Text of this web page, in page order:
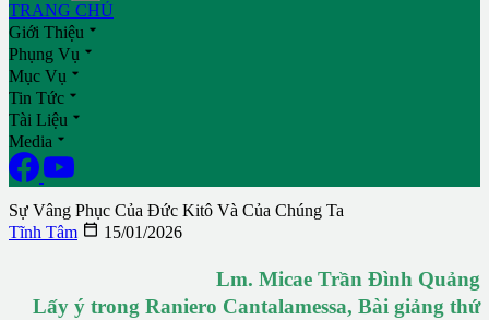
TRANG CHỦ
Giới Thiệu 
Phụng Vụ 
Mục Vụ 
Tin Tức 
Tài Liệu 
Media 
Sự Vâng Phục Của Đức Kitô Và Của Chúng Ta
Tĩnh Tâm  15/01/2026
Lm. Micae Trần Đình Quảng
Lấy ý trong Raniero Cantalamessa, Bài giảng thứ